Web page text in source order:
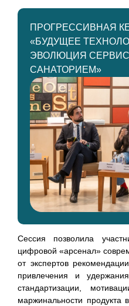
ПРОГРЕССИВНАЯ
«БУДУЩЕЕ
ЭВОЛЮЦИЯ
САНАТОРИЕМ»
Сессия позволила
цифровой «арсенал»
от экспертов
привлечения и
стандартизации,
маржинальности продукта